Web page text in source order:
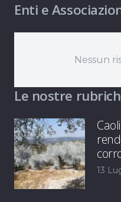
Enti e
Nessun
Le nostre
13